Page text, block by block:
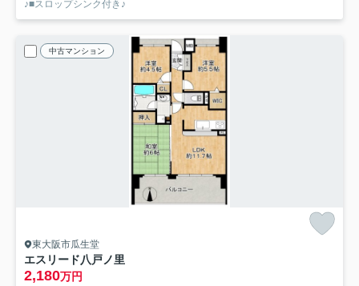
♪■スロップシンク付き♪
中古マンション
東大阪市瓜生堂
エスリード八戸ノ里
2,180万円